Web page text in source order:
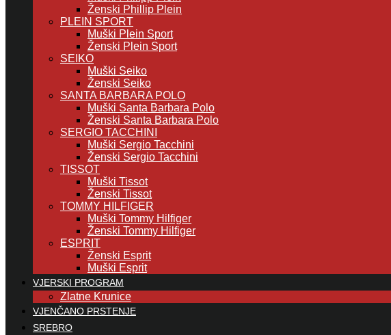
Ženski Phillip Plein
PLEIN SPORT
Muški Plein Sport
Ženski Plein Sport
SEIKO
Muški Seiko
Ženski Seiko
SANTA BARBARA POLO
Muški Santa Barbara Polo
Ženski Santa Barbara Polo
SERGIO TACCHINI
Muški Sergio Tacchini
Ženski Sergio Tacchini
TISSOT
Muški Tissot
Ženski Tissot
TOMMY HILFIGER
Muški Tommy Hilfiger
Ženski Tommy Hilfiger
ESPRIT
Ženski Esprit
Muški Esprit
VJERSKI PROGRAM
Zlatne Krunice
VJENČANO PRSTENJE
SREBRO